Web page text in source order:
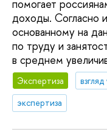
помогает
доходы.
основанному на
по труду и
в среднем
Экспертиза
экспертиза